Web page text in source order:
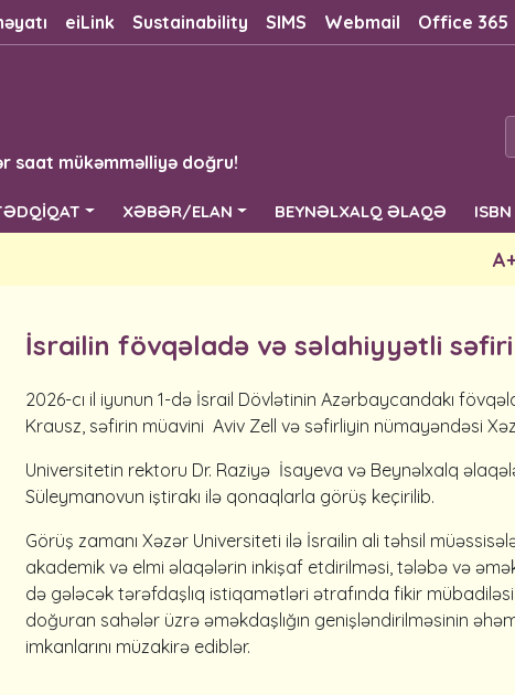
eiLink Sustainability SIMS Webmail Office 365
saat mükəmməlliyə doğru!
XƏBƏR/ELAN BEYNƏLXALQ ƏLAQƏ
İsrailin fövqəladə və səlahiyyətli
2026-cı il iyunun 1-də İsrail Dövlətinin Azərbaycandakı
Krausz, səfirin müavini Aviv Zell və səfirliyin nümayəndəsi
Universitetin rektoru Dr. Raziyə İsayeva və Beynəlxalq
Süleymanovun iştirakı ilə qonaqlarla görüş keçirilib.
Görüş zamanı Xəzər Universiteti ilə İsrailin ali təhsil
akademik və elmi əlaqələrin inkişaf etdirilməsi, tələbə və
də gələcək tərəfdaşlıq istiqamətləri ətrafında fikir mübadiləsi
doğuran sahələr üzrə əməkdaşlığın genişləndirilməsinin
imkanlarını müzakirə ediblər.